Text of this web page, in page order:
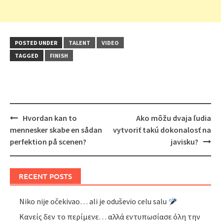
POSTED UNDER TALENT
VIDEO
TAGGED
FINISH
Post
navigation
Hvordan kan to
mennesker skabe en sådan
perfektion på scenen?
Ako môžu dvaja ľudia
vytvoriť takú dokonalosť na
javisku?
RECENT POSTS
Niko nije očekivao… ali je oduševio celu salu
Κανείς δεν το περίμενε… αλλά εντυπωσίασε όλη την